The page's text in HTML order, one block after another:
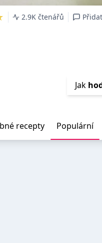
2.9K čtenářů
Jak
recepty Populární